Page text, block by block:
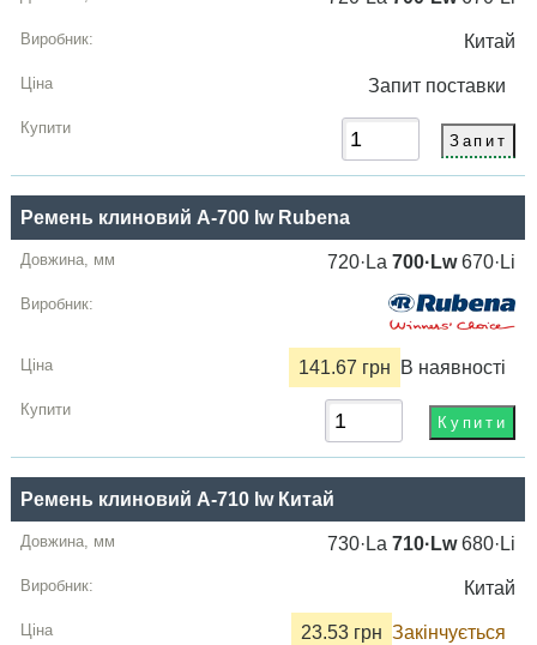
Китай
Запит поставки
Ремень клиновий A-700 lw Rubena
720·La700·Lw670·Li
141.67 грн В наявності
Ремень клиновий A-710 lw Китай
730·La710·Lw680·Li
Китай
23.53 грн Закінчується